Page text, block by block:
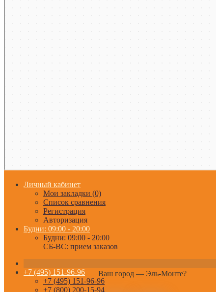
Личный кабинет
Мои закладки (0)
Список сравнения
Регистрация
Авторизация
Будни: 09:00 - 20:00
Будни: 09:00 - 20:00
СБ-ВС: прием заказов
Ваш город — Эль-Монте?
+7 (495) 151-96-96
+7 (495) 151-96-96
+7 (800) 200-15-94